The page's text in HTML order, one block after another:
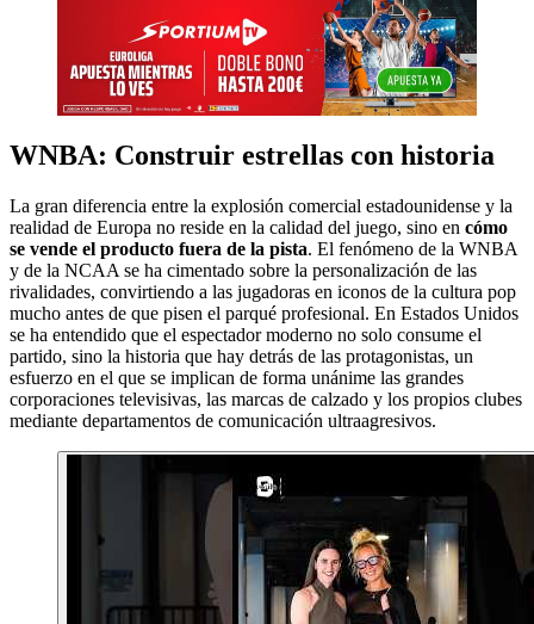
WNBA: Construir estrellas con historia
La gran diferencia entre la explosión comercial estadounidense y la
realidad de Europa no reside en la calidad del juego, sino en cómo
se vende el producto fuera de la pista. El fenómeno de la WNBA
y de la NCAA se ha cimentado sobre la personalización de las
rivalidades, convirtiendo a las jugadoras en iconos de la cultura pop
mucho antes de que pisen el parqué profesional. En Estados Unidos
se ha entendido que el espectador moderno no solo consume el
partido, sino la historia que hay detrás de las protagonistas, un
esfuerzo en el que se implican de forma unánime las grandes
corporaciones televisivas, las marcas de calzado y los propios clubes
mediante departamentos de comunicación ultraagresivos.